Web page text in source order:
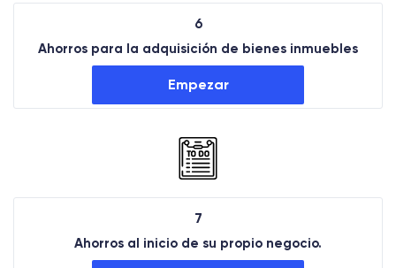
6
Ahorros para la adquisición de bienes inmuebles
Empezar
7
Ahorros al inicio de su propio negocio.